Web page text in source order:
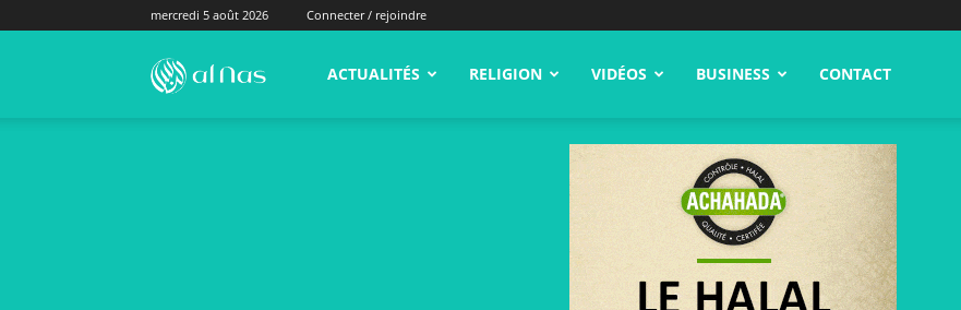
mercredi 5 août 2026 Connecter / rejoindre
alNas.fr ACTUALITÉS RELIGION VIDÉOS BUSINESS CONTACT